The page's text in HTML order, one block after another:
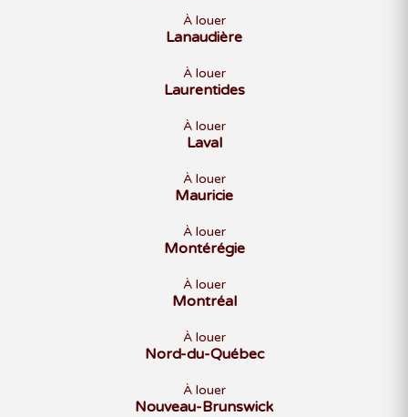
À louer
Lanaudière
À louer
Laurentides
À louer
Laval
À louer
Mauricie
À louer
Montérégie
À louer
Montréal
À louer
Nord-du-Québec
À louer
Nouveau-Brunswick